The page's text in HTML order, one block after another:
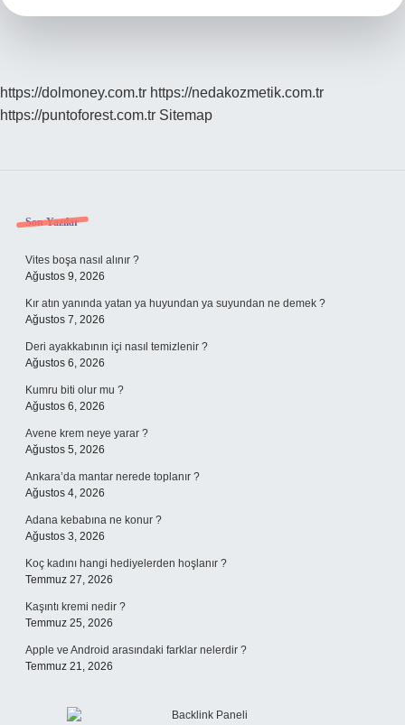
https://dolmoney.com.tr https://nedakozmetik.com.tr
https://puntoforest.com.tr Sitemap
Sidebar
Son Yazılar
Vites boşa nasıl alınır ?
Ağustos 9, 2026
Kır atın yanında yatan ya huyundan ya suyundan ne demek ?
Ağustos 7, 2026
Deri ayakkabının içi nasıl temizlenir ?
Ağustos 6, 2026
Kumru biti olur mu ?
Ağustos 6, 2026
Avene krem neye yarar ?
Ağustos 5, 2026
Ankara’da mantar nerede toplanır ?
Ağustos 4, 2026
Adana kebabına ne konur ?
Ağustos 3, 2026
Koç kadını hangi hediyelerden hoşlanır ?
Temmuz 27, 2026
Kaşıntı kremi nedir ?
Temmuz 25, 2026
Apple ve Android arasındaki farklar nelerdir ?
Temmuz 21, 2026